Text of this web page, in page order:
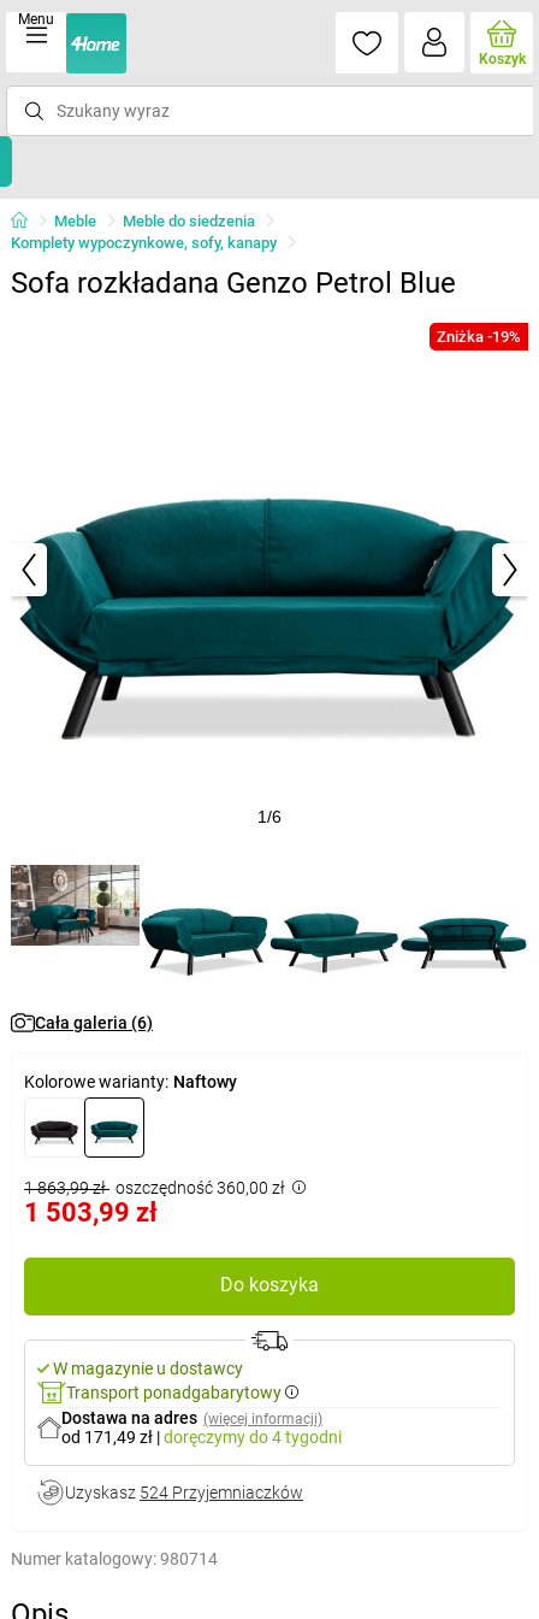
Menu
Koszyk
Meble
Meble do siedzenia
Komplety wypoczynkowe, sofy, kanapy
Sofa rozkładana Genzo Petrol Blue
Zniżka -19%
1/6
Cała galeria (6)
Kolorowe warianty: Naftowy
1 863,99 zł oszczędność 360,00 zł
1 503,99 zł
Do koszyka
W magazynie u dostawcy
Transport ponadgabarytowy
Dostawa na adres (więcej informacji)
od 171,49 zł |doręczymydo 4 tygodni
Uzyskasz 524 Przyjemniaczków
Numer katalogowy:980714